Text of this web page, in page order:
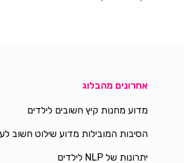
אחרונים מהבלוג
מדוע מחנות קיץ חשובים לילדים
הסיבות המובילות מדוע שילוט חשוב
יתרונות של NLP לילדים